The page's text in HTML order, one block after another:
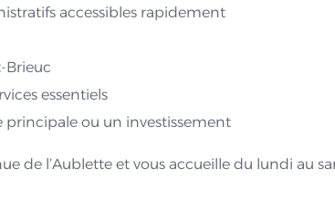
accessibles rapidement
Brieuc
essentiels
principale ou un investissement
de l’Aublette et vous accueille du lundi au